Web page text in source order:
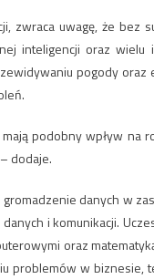
zwraca uwagę, że bez
inteligencji oraz
pogody oraz
podobny wpływ na
dodaje.
danych w
i komunikacji.
oraz
problemów w biznesie,